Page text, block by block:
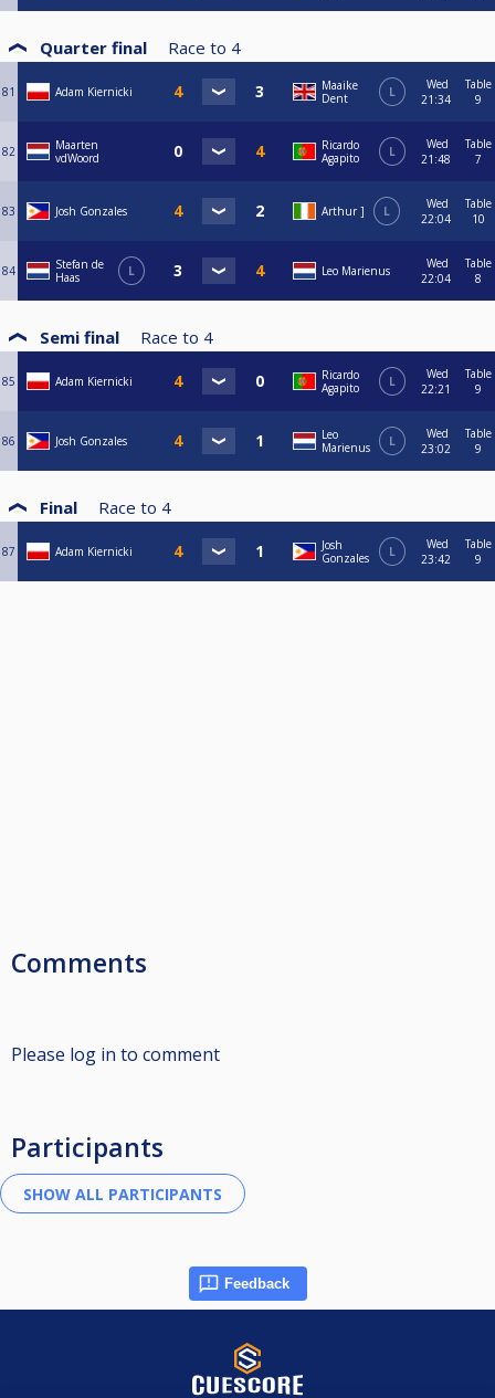
Quarter final Race to 4
81 Adam Kiernicki
Maaike
Dent
L
Wed
21:34
Table
9
82
Maarten
vdWoord
Ricardo
Agapito
L
Wed
21:48
Table
7
83 Josh Gonzales Arthur ] L
Wed
22:04
Table
10
84
Stefan de
Haas
L Leo Marienus
Wed
22:04
Table
8
Semi final Race to 4
85 Adam Kiernicki
Ricardo
Agapito
L
Wed
22:21
Table
9
86 Josh Gonzales
Leo
Marienus
L
Wed
23:02
Table
9
Final Race to 4
87 Adam Kiernicki
Josh
Gonzales
L
Wed
23:42
Table
9
Comments
Please log in to comment
Participants
Feedback